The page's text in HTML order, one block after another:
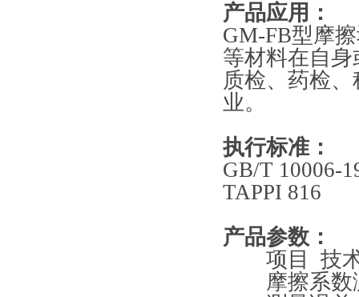
产品应用：
GM-FB型摩
等材料在自
质检、药检
业。
执行标准：
GB/T 10006-
TAPPI 816
产品参数 ：
项目
技
摩擦系数